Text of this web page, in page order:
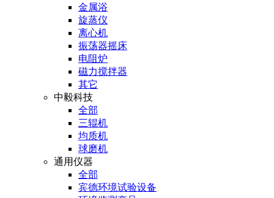
金属浴
旋蒸仪
离心机
振荡器摇床
电阻炉
磁力搅拌器
其它
中毅科技
全部
三辊机
均质机
球磨机
通用仪器
全部
宾德环境试验设备